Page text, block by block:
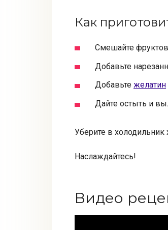
Как
Смешайте
Добавьте
Добавьте желатин
Дайте остыть и
Уберите в холодильник
Наслаждайтесь!
Видео